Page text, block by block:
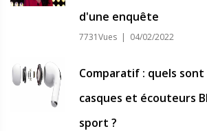
d'une enquête
7731Vues | 04/02/2022
Comparatif : quels
casques et écouteurs
sport ?